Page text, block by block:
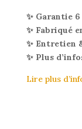
✨ Garantie
✨ Fabriqué
✨ Entretien
✨ Plus
Lire plus